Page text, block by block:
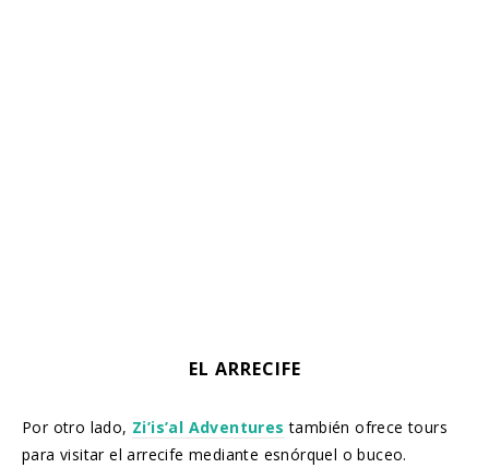
EL ARRECIFE
Por otro lado, Zi’is’al Adventures también ofrece tours
para visitar el arrecife mediante esnórquel o buceo.